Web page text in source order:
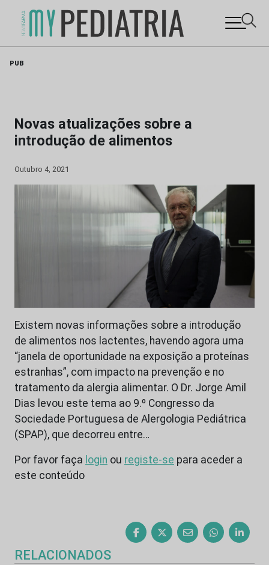
PUB
Novas atualizações sobre a
introdução de alimentos
Outubro 4, 2021
Existem novas informações sobre a introdução
de alimentos nos lactentes, havendo agora uma
“janela de oportunidade na exposição a proteínas
estranhas”, com impacto na prevenção e no
tratamento da alergia alimentar. O Dr. Jorge Amil
Dias levou este tema ao 9.º Congresso da
Sociedade Portuguesa de Alergologia Pediátrica
(SPAP), que decorreu entre…
Por favor faça login ou registe-se para aceder a
este conteúdo
RELACIONADOS